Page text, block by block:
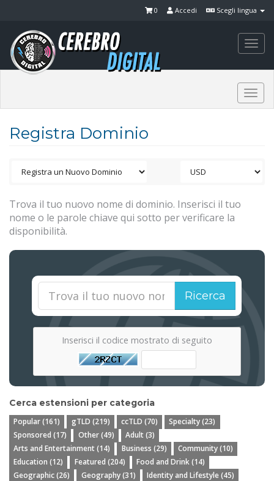
Scegli lingua
Accedi
0
Registra Dominio
Trova il tuo nuovo nome di dominio. Inserisci il tuo
nome o le parole chiave qui sotto per verificare la
disponibilità.
Ricerca
Inserisci il codice mostrato di seguito
Cerca estensioni per categoria
Popular (161) gTLD (219) ccTLD (70)
Specialty (23)
Sponsored (17)
Other (49)
Adult (3)
Arts and Entertainment (14)
Business (29)
Community (10)
Education (12)
Featured (204)
Food and Drink (14)
Geographic (26)
Geography (31)
Identity and Lifestyle (45)